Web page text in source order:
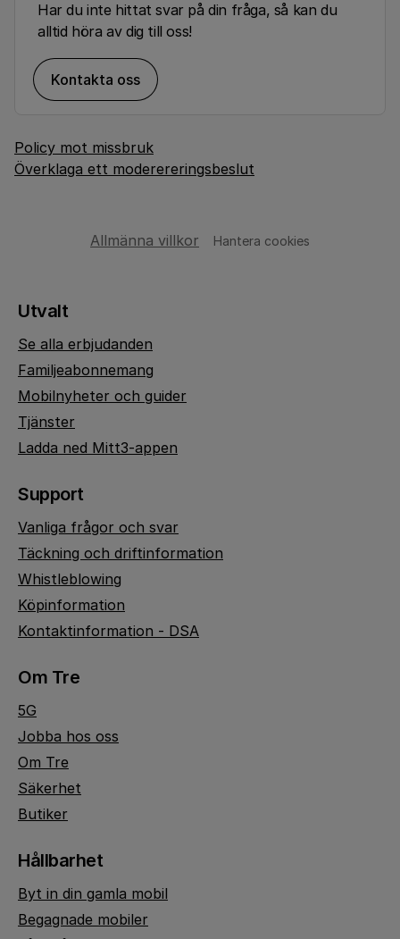
Har du inte hittat svar på din fråga, så kan du
alltid höra av dig till oss!
Kontakta oss
Policy mot missbruk
Överklaga ett moderereringsbeslut
Allmänna villkor Hantera cookies
Utvalt
Se alla erbjudanden
Familjeabonnemang
Mobilnyheter och guider
Tjänster
Ladda ned Mitt3-appen
Support
Vanliga frågor och svar
Täckning och driftinformation
Whistleblowing
Köpinformation
Kontaktinformation - DSA
Om Tre
5G
Jobba hos oss
Om Tre
Säkerhet
Butiker
Hållbarhet
Byt in din gamla mobil
Begagnade mobiler